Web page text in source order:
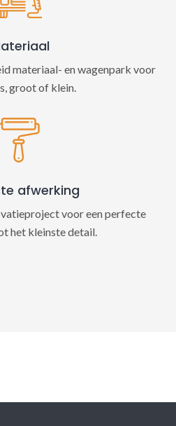
materiaal- en wagenpark voor
groot of klein.
afwerking
voor een perfecte
het kleinste detail.